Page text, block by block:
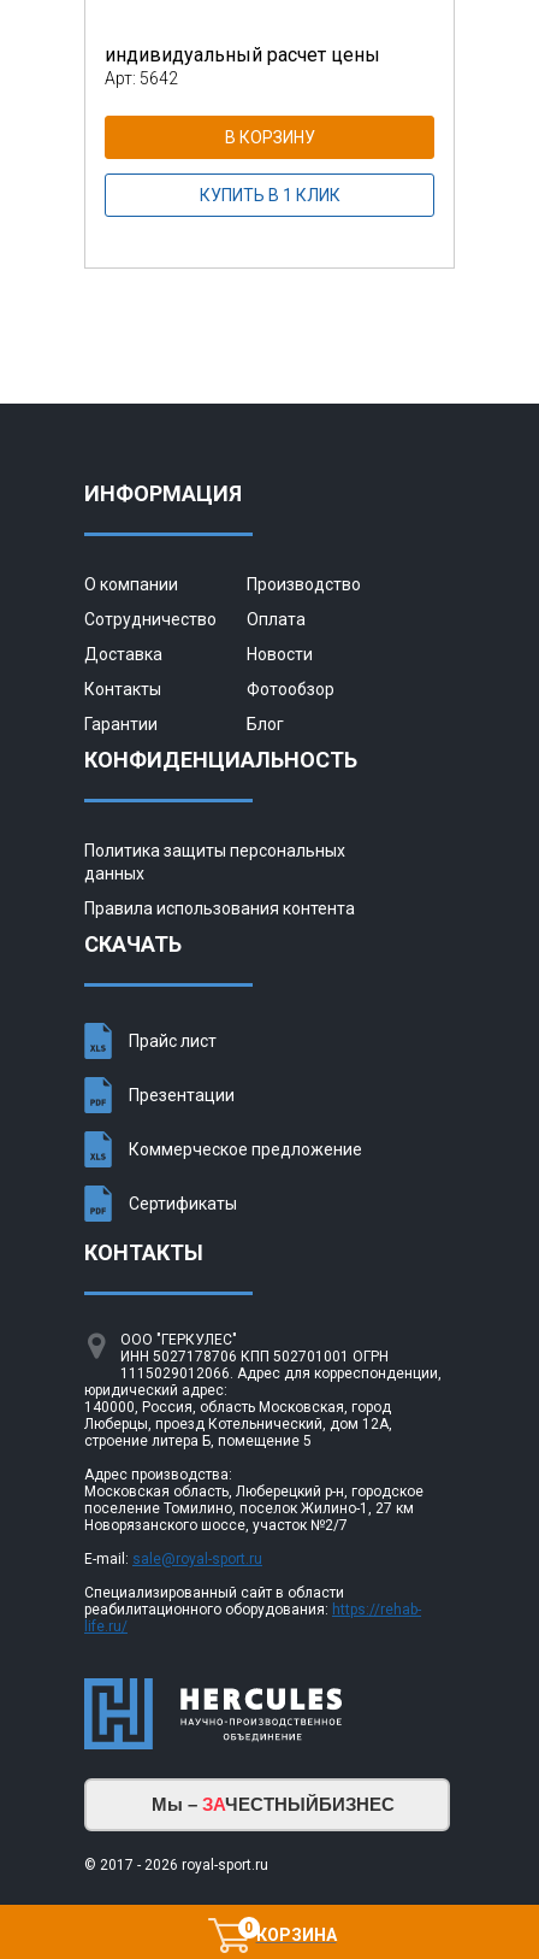
0КОРЗИНА
индивидуальный расчет цены
Арт: 5642
В КОРЗИНУ
КУПИТЬ В 1 КЛИК
ИНФОРМАЦИЯ
О компании
Производство
Сотрудничество
Оплата
Доставка
Новости
Контакты
Фотообзор
Гарантии
Блог
КОНФИДЕНЦИАЛЬНОСТЬ
Политика защиты персональных
данных
Правила использования контента
СКАЧАТЬ
Прайс лист
Презентации
Коммерческое предложение
Сертификаты
КОНТАКТЫ
ООО "ГЕРКУЛЕС"
ИНН 5027178706 КПП 502701001 ОГРН
1115029012066. Адрес для корреспонденции,
юридический адрес:
140000, Россия, область Московская, город
Люберцы, проезд Котельнический, дом 12А,
строение литера Б, помещение 5
Адрес производства:
Московская область, Люберецкий р-н, городское
поселение Томилино, поселок Жилино-1, 27 км
Новорязанского шоссе, участок №2/7
E-mail: sale@royal-sport.ru
Специализированный сайт в области
реабилитационного оборудования: https://rehab-
life.ru/
Мы – ЗАЧЕСТНЫЙБИЗНЕС
© 2017 - 2026 royal-sport.ru